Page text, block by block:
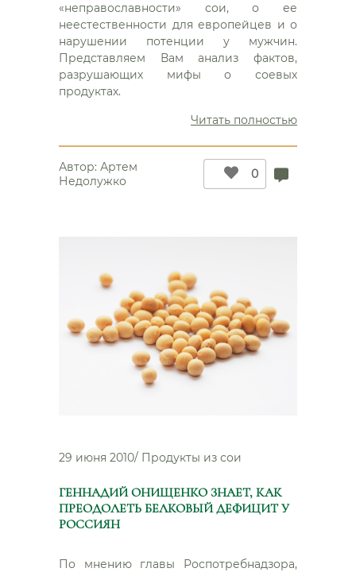
«неправославности» сои, о ее
неестественности для европейцев и о
нарушении потенции у мужчин.
Представляем Вам анализ фактов,
разрушающих мифы о соевых
продуктах.
Читать полностью“Ложь
Автор: Артем
Недолужко
0
29 июня 2010/ Продукты из сои
ГЕННАДИЙ ОНИЩЕНКО ЗНАЕТ, КАК
ПРЕОДОЛЕТЬ БЕЛКОВЫЙ ДЕФИЦИТ У
РОССИЯН
По мнению главы Роспотребнадзора,